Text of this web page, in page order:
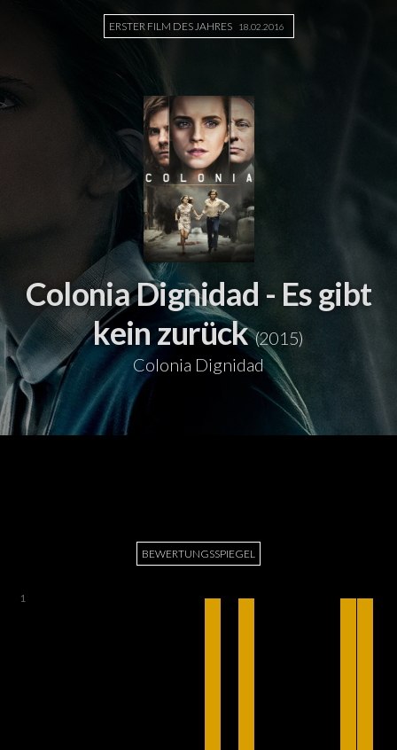
ERSTER FILM DES JAHRES 18.02.2016
Colonia Dignidad - Es gibt
kein zurück (2015)
Colonia Dignidad
BEWERTUNGSSPIEGEL